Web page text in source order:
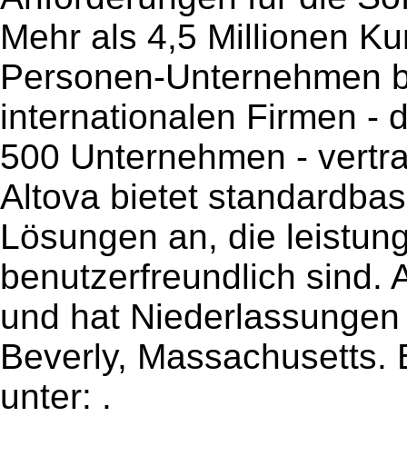
Mehr als 4,5 Millionen
Personen-Unternehmen
internationalen Firmen -
500 Unternehmen -
Altova bietet
Lösungen an, die
benutzerfreundlich sind.
und hat
Beverly, Massachusetts.
unter: .